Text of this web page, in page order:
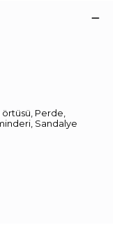
örtüsü, Perde,
Sandalye